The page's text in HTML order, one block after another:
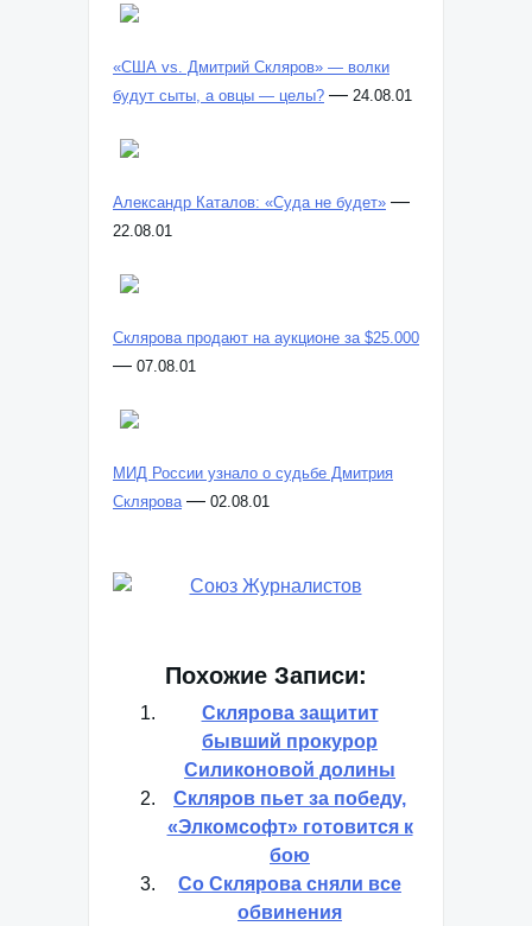
«США vs. Дмитрий Скляров» — волки
будут сыты, а овцы — целы? — 24.08.01
Александр Каталов: «Суда не будет» —
22.08.01
Склярова продают на аукционе за $25.000
— 07.08.01
МИД России узнало о судьбе Дмитрия
Склярова — 02.08.01
Похожие Записи:
Склярова защитит
бывший прокурор
Силиконовой долины
Скляров пьет за победу,
«Элкомсофт» готовится к
бою
Со Склярова сняли все
обвинения